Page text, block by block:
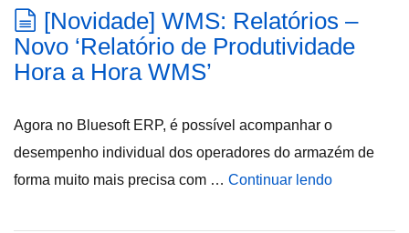
[Novidade] WMS: Relatórios –
Novo ‘Relatório de Produtividade
Hora a Hora WMS’
Agora no Bluesoft ERP, é possível acompanhar o
desempenho individual dos operadores do armazém de
forma muito mais precisa com … Continuar lendo